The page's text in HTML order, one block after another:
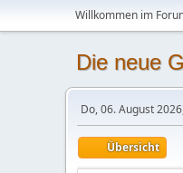
Willkommen im
Die neue
Do, 06. August
Übersicht